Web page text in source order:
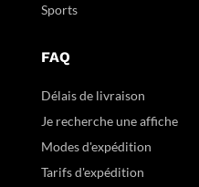
Sports
FAQ
Délais de livraison
Je recherche une affiche
Modes d'expédition
Tarifs d'expédition